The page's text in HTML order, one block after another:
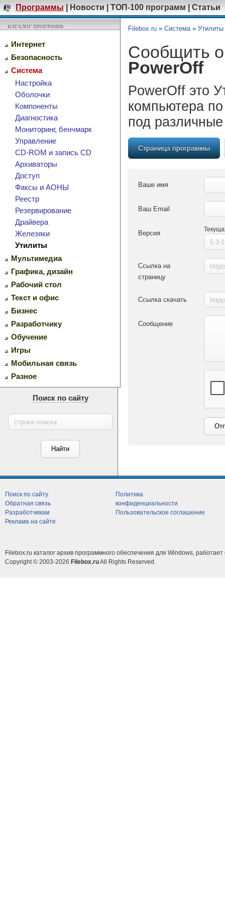
Программы Новости ТОП-100 программ Статьи
КАТАЛОГ ПРОГРАММ:
Интернет
Безопасность
Система
Настройка
Оболочки
Компоненты
Диагностика
Мониторинг, бенчмарк
Управление
CD-ROM и запись CD
Архиваторы
Доступ
Факсы и АОНЫ
Реестр
Резервирование
Драйвера
Железяки
Утилиты
Мультимедиа
Графика, дизайн
Рабочий стол
Текст и офис
Бизнес
Разработчику
Обучение
Игры
Мобильная связь
Разное
Поиск по сайту
Filebox.ru » Система» Утилиты
Сообщить
PowerOff
PowerOff это
компьютера
под
Страница программы
Ваше имя
Ваш Email
Версия
Ссылка на
страницу
Ссылка скачать
Сообщение
Поиск по сайту
Обратная связь
Разработчикам
Реклама на сайте
Политика
конфиденциальности
Пользовательское соглашение
Filebox.ru каталог архив программного обеспечения для Windows, работает
Copyright © 2003-2026 Filebox.ruAll Rights Reserved.